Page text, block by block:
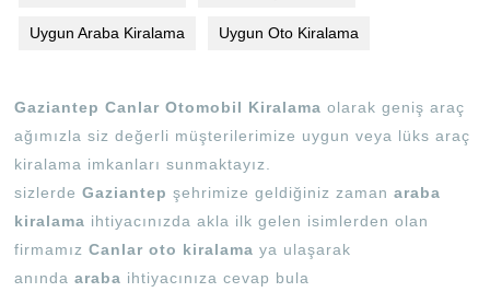
Uygun Araba Kiralama Uygun Oto Kiralama
Gaziantep Canlar Otomobil Kiralama olarak geniş araç
ağımızla siz değerli müşterilerimize uygun veya lüks araç
kiralama imkanları sunmaktayız.
sizlerdeGaziantep şehrimize geldiğiniz zamanaraba
kiralama ihtiyacınızda akla ilk gelen isimlerden olan
firmamızCanlar oto kiralama ya ulaşarak
anındaaraba ihtiyacınıza cevap bula